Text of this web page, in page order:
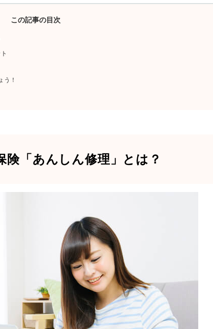
この記事の目次
う！
「あんしん修理」とは？